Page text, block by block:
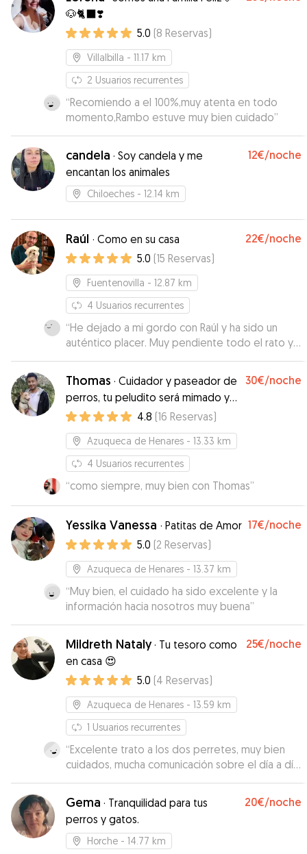
🐶🐈‍⬛❣️
5.0 (8 Reservas)
Villalbilla - 11.17 km
2 Usuarios recurrentes
“Recomiendo a el 100%,muy atenta en todo
momento,Rambo estuve muy bien cuidado”
candela · Soy candela y me
encantan los animales
12€/noche
Chiloeches - 12.14 km
Raúl · Como en su casa 22€/noche
5.0 (15 Reservas)
Fuentenovilla - 12.87 km
4 Usuarios recurrentes
“He dejado a mi gordo con Raúl y ha sido un
auténtico placer. Muy pendiente todo el rato y
jugando mucho con el. En todo momento me
enviaba fotos y vídeos de el. Da mucha
tranquilidad tener cuidadores así! Lo
recomiendo.”
Thomas · Cuidador y paseador de
perros, tu peludito será mimado y
feliz
30€/noche
4.8 (16 Reservas)
Azuqueca de Henares - 13.33 km
4 Usuarios recurrentes
“como siempre, muy bien con Thomas”
Yessika Vanessa · Patitas de Amor 17€/noche
5.0 (2 Reservas)
Azuqueca de Henares - 13.37 km
“Muy bien, el cuidado ha sido excelente y la
información hacia nosotros muy buena”
Mildreth Nataly· Tu tesoro como
en casa 😍
25€/noche
5.0 (4 Reservas)
Azuqueca de Henares - 13.59 km
1 Usuarios recurrentes
“Excelente trato a los dos perretes, muy bien
cuidados, mucha comunicación sobre el día a día
y también con fotos y vídeos de ellos”
Gema · Tranquilidad para tus
perros y gatos.
20€/noche
Horche - 14.77 km